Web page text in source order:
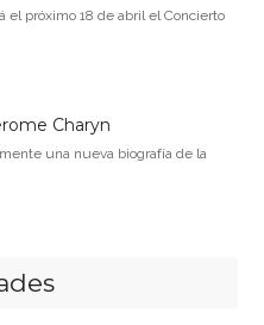
el próximo 18 de abril el Concierto
Charyn
una nueva biografía de la